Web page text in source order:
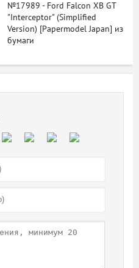
№17989 - Ford Falcon XB GT
"Interceptor" (Simplified
Version) [Papermodel Japan] из
бумаги